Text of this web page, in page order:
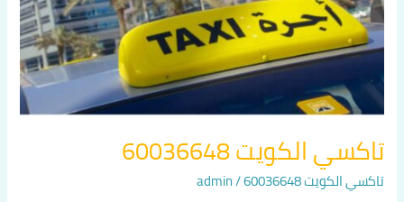
تاكسي الكويت 60036648
تاكسي الكويت 60036648 /
admin